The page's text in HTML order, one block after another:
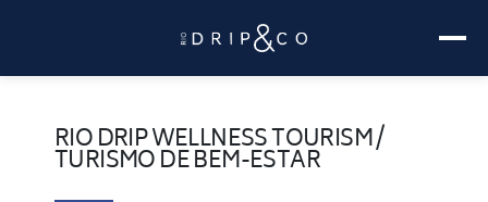
RIO DRIP WELLNESS TOURISM /
TURISMO DE BEM-ESTAR